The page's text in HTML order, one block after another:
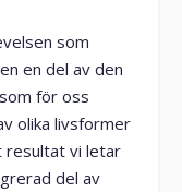
som
en del av den
för oss
olika livsformer
resultat vi letar
del av